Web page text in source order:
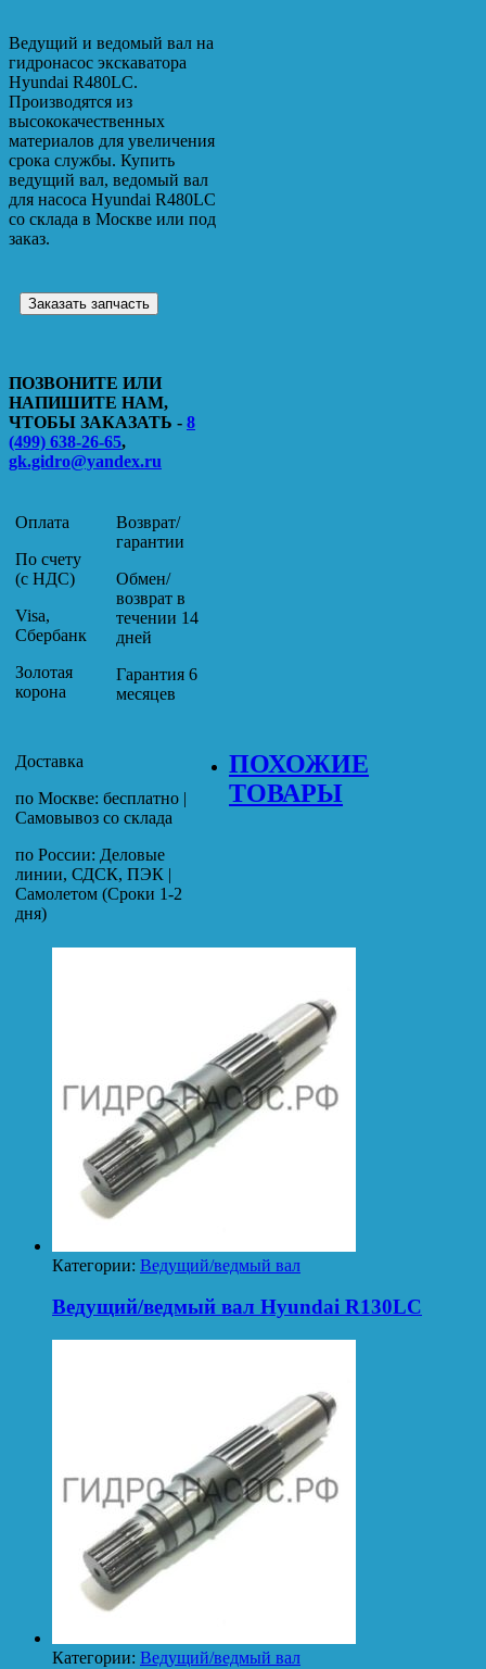
Ведущий и ведомый вал на
гидронасос экскаватора
Hyundai R480LC.
Производятся из
высококачественных
материалов для увеличения
срока службы. Купить
ведущий вал, ведомый вал
для насоса Hyundai R480LC
со склада в Москве или под
заказ.
Заказать запчасть
ПОЗВОНИТЕ ИЛИ
НАПИШИТЕ НАМ,
ЧТОБЫ ЗАКАЗАТЬ - 8
(499) 638-26-65,
gk.gidro@yandex.ru
Оплата
По счету
(с НДС)
Visa,
Сбербанк
Золотая
корона
Возврат/
гарантии
Обмен/
возврат в
течении 14
дней
Гарантия 6
месяцев
Доставка
по Москве: бесплатно |
Самовывоз со склада
по России: Деловые
линии, СДСК, ПЭК |
Самолетом (Сроки 1-2
дня)
ПОХОЖИЕ
ТОВАРЫ
Категории: Ведущий/ведмый вал
Ведущий/ведмый вал Hyundai R130LC
Категории: Ведущий/ведмый вал